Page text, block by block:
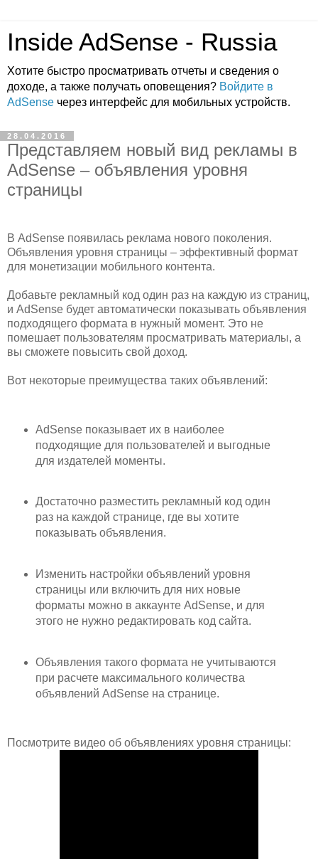
Inside AdSense - Russia
Хотите быстро просматривать отчеты и сведения о
доходе, а также получать оповещения? Войдите в
AdSense через интерфейс для мобильных устройств.
28.04.2016
Представляем новый вид рекламы в
AdSense – объявления уровня
страницы
В AdSense появилась реклама нового поколения.
Объявления уровня страницы – эффективный формат
для монетизации мобильного контента.
Добавьте рекламный код один раз на каждую из страниц,
и AdSense будет автоматически показывать объявления
подходящего формата в нужный момент. Это не
помешает пользователям просматривать материалы, а
вы сможете повысить свой доход.
Вот некоторые преимущества таких объявлений:
AdSense показывает их в наиболее
подходящие для пользователей и выгодные
для издателей моменты.
Достаточно разместить рекламный код один
раз на каждой странице, где вы хотите
показывать объявления.
Изменить настройки объявлений уровня
страницы или включить для них новые
форматы можно в аккаунте AdSense, и для
этого не нужно редактировать код сайта.
Объявления такого формата не учитываются
при расчете максимального количества
объявлений AdSense на странице.
Посмотрите видео об объявлениях уровня страницы: